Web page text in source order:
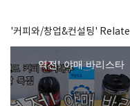
'커피와/창업&컨설팅'
역전! 야매 바리스타